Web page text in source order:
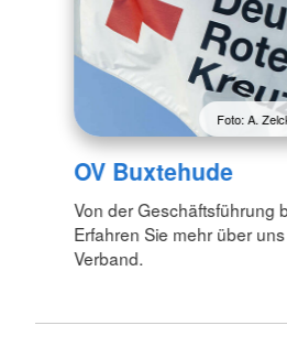
Foto: A.
OV Buxtehude
Von der Geschäftsführung
Erfahren Sie mehr über
Verband.